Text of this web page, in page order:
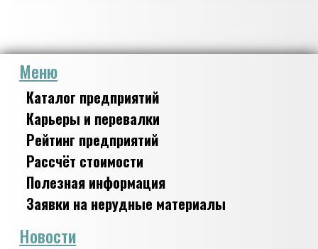
Меню
Каталог предприятий
Карьеры и перевалки
Рейтинг предприятий
Рассчёт стоимости
Полезная информация
Заявки на нерудные материалы
Новости